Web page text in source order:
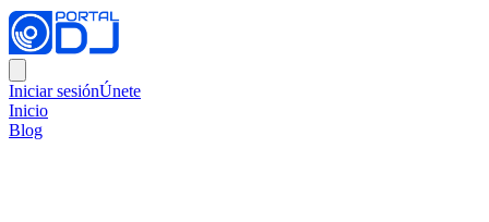
Iniciar sesiónÚnete
Inicio
Blog